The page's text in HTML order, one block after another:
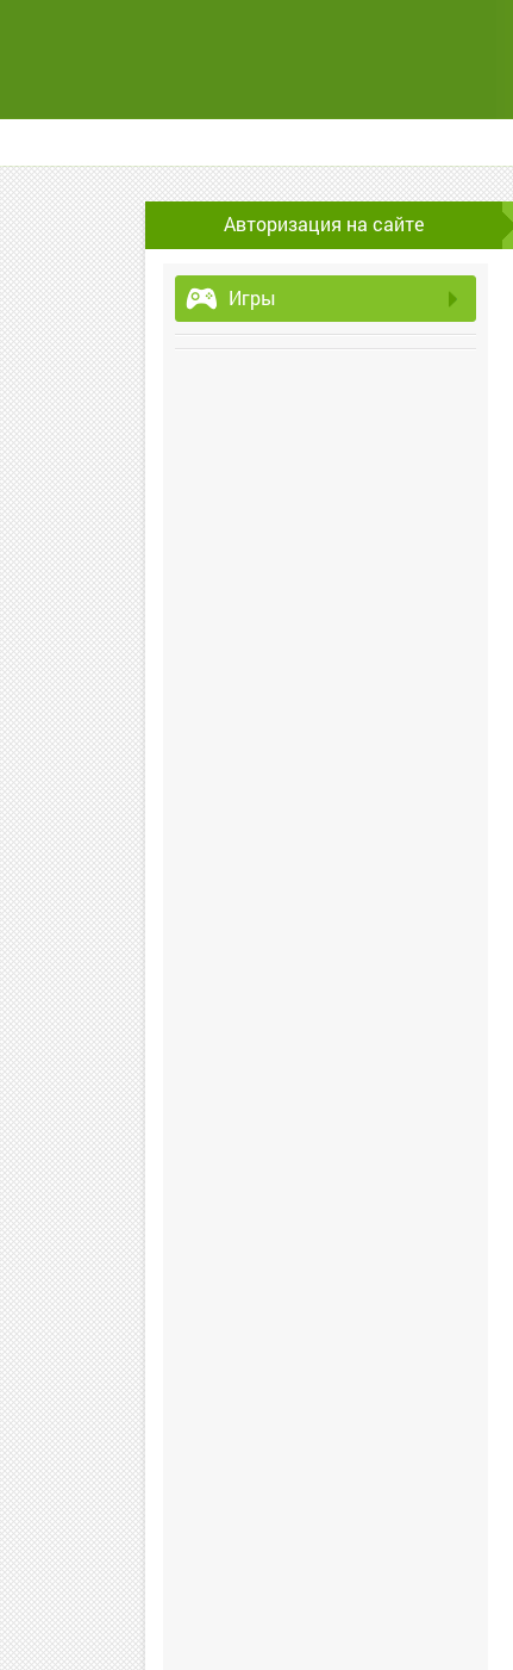
Авторизация на сайте
Игры